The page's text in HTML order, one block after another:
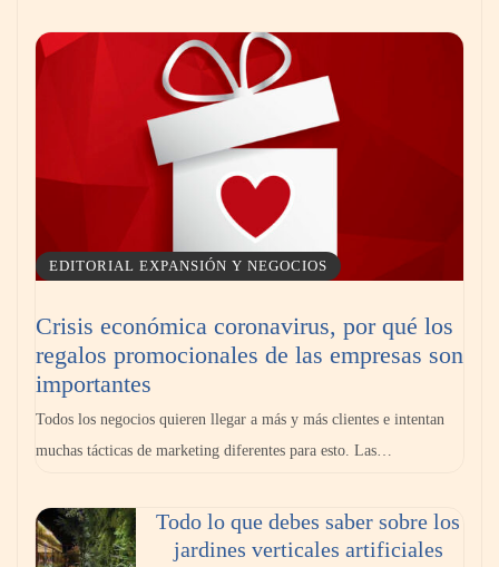
deportivos para gimnasios en México
La llanta más cara puede ser la que menos
cuesta: Michelin lo demuestra ante notario
público
transición a la jornada de 40 horas? Guía
InfoBlock
EDITORIAL EXPANSIÓN Y NEGOCIOS
Crisis económica coronavirus, por qué los
regalos promocionales de las empresas son
importantes
Todos los negocios quieren llegar a más y más clientes e intentan
muchas tácticas de marketing diferentes para esto. Las…
Todo lo que debes saber sobre los
jardines verticales artificiales